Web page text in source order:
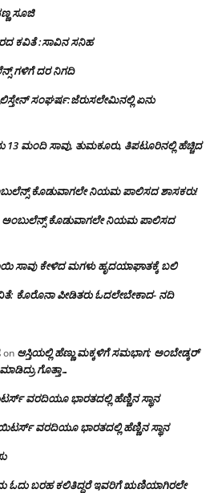
ಸೂಜಿ
ಕವಿತೆ :ಸಾವಿನ ಸನಿಹ
ಗಳಿಗೆ ದರ ನಿಗದಿ
ಸಂಘರ್ಷ:ಜೆರುಸಲೇಮಿನಲ್ಲಿ ಏನು
13 ಮಂದಿ ಸಾವು, ತುಮಕೂರು, ತಿಪಟೂರಿನಲ್ಲಿ ಹೆಚ್ಚಿದ
ಕೊಡುವಾಗಲೇ ನಿಯಮ ಪಾಲಿಸದ ಶಾಸಕರು!
ಅಂಬುಲೆನ್ಸ್ ಕೊಡುವಾಗಲೇ ನಿಯಮ ಪಾಲಿಸದ
ಸಾವು ಕೇಳಿದ ಮಗಳು ಹೃದಯಾಘಾತಕ್ಕೆ ಬಲಿ
ಕೊರೊನಾ ಪೀಡಿತರು ಓದಲೇಬೇಕಾದ- ನದಿ
on ಆಸ್ತಿಯಲ್ಲಿ ಹೆಣ್ಣು ಮಕ್ಕಳಿಗೆ ಸಮಭಾಗ; ಅಂಬೇಡ್ಕರ್
ಗೊತ್ತಾ…
ವರದಿಯೂ ಭಾರತದಲ್ಲಿ ಹೆಣ್ಣಿನ ಸ್ಥಾನ‌
ವರದಿಯೂ ಭಾರತದಲ್ಲಿ ಹೆಣ್ಣಿನ ಸ್ಥಾನ‌
ಓದು ಬರಹ ಕಲಿತಿದ್ದರೆ ಇವರಿಗೆ ಋಣಿಯಾಗಿರಲೇ